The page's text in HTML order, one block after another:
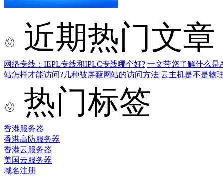
近期热门文章
网络专线：IEPL专线和IPLC专线哪个好? 一文带您了解什么是
站怎样才能访问?几种被屏蔽网站的访问方法 云主机是不是物
热门标签
香港服务器
香港高防服务器
香港云服务器
美国云服务器
域名注册